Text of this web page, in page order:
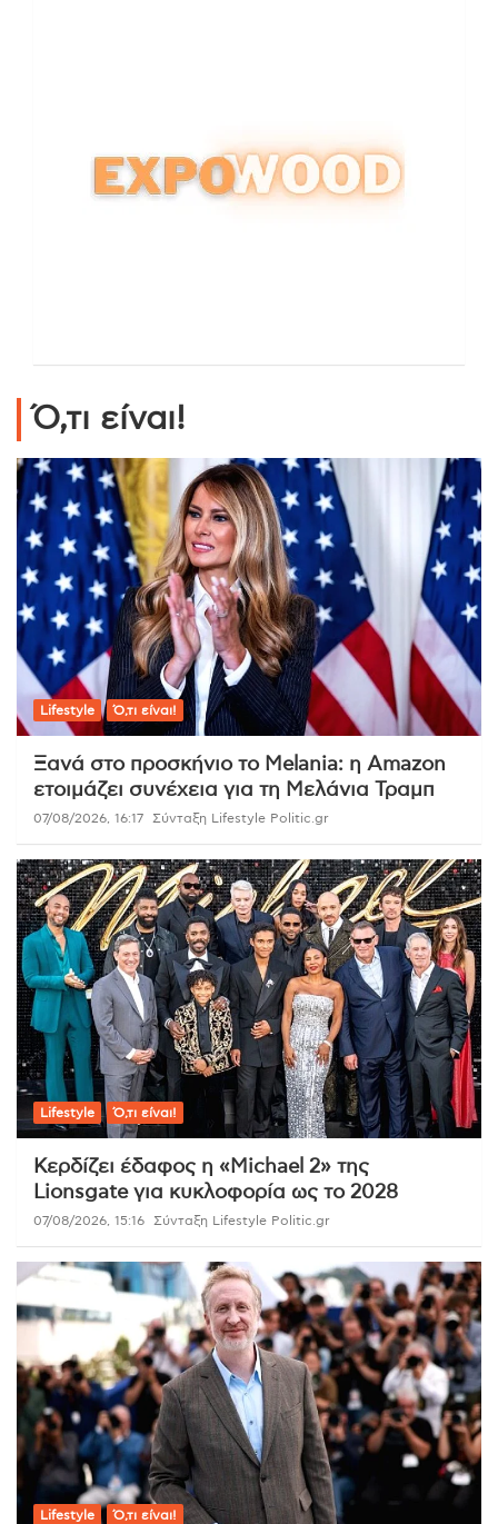
Ό,τι είναι!
Lifestyle Ό,τι είναι!
Ξανά στο προσκήνιο το Melania: η Amazon
ετοιμάζει συνέχεια για τη Μελάνια Τραμπ
07/08/2026, 16:17 Σύνταξη Lifestyle Politic.gr
Lifestyle Ό,τι είναι!
Κερδίζει έδαφος η «Michael 2» της
Lionsgate για κυκλοφορία ως το 2028
07/08/2026, 15:16 Σύνταξη Lifestyle Politic.gr
Lifestyle Ό,τι είναι!